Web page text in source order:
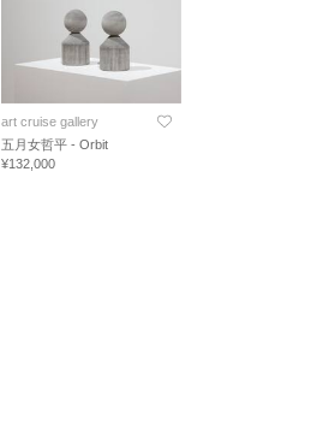
art cruise gallery
五月女哲平 - Orbit
¥132,000